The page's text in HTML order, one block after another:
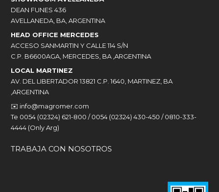
DEAN FUNES 436
AVELLANEDA, BA, ARGENTINA
HEAD OFFICE MERCEDES
ACCESO SANMARTIN Y CALLE 114 S/N
C.P. B6600AGA, MERCEDES, BA ,ARGENTINA
LOCAL MARTINEZ
AV. DEL LIBERTADOR 13821 C.P. 1640, MARTINEZ, BA
,ARGENTINA
✉️ info@magromer.com
Te 0054 (02324) 621-800 / 0054 (02324) 430-450 / 0810-333-
4444 (Only Arg)
TRABAJA CON NOSOTROS